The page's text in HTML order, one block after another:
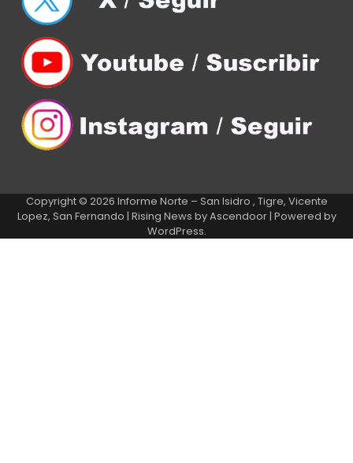
Copyright © 2026 Informe Norte – San Isidro , Tigre, Vicente
Lopez, San Fernando | Rising News byAscendoor| Powered by
WordPress.